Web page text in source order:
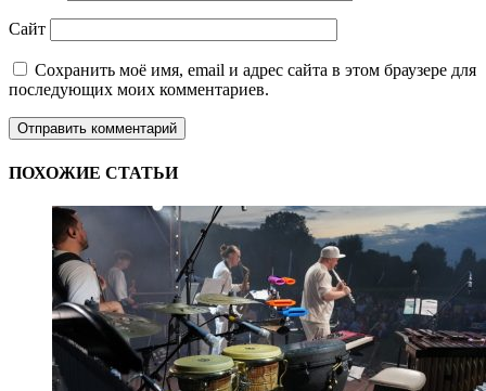
Сайт
Сохранить моё имя, email и адрес сайта в этом браузере для
последующих моих комментариев.
ПОХОЖИЕ СТАТЬИ